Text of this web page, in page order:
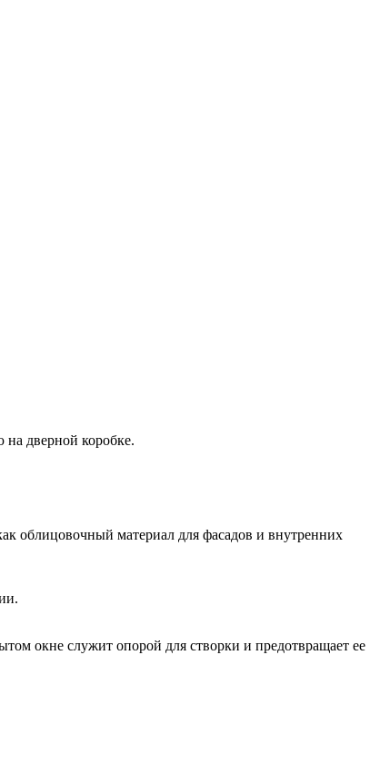
на дверной коробке.
облицовочный материал для фасадов и внутренних
окне служит опорой для створки и предотвращает ее